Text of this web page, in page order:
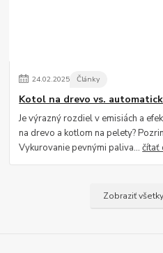
24.02.2025 Články
Kotol na drevo vs.
Je výrazný rozdiel v emisiách a
na drevo a kotlom na pelety?
Vykurovanie pevnými paliva...čítať
Zobraziť